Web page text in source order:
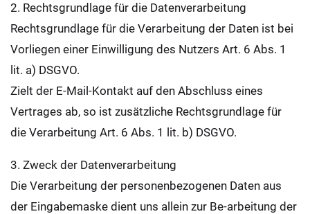
2. Rechtsgrundlage für die Datenverarbeitung
Rechtsgrundlage für die Verarbeitung der Daten ist bei
Vorliegen einer Einwilligung des Nutzers Art. 6 Abs. 1
lit. a) DSGVO.
Zielt der E-Mail-Kontakt auf den Abschluss eines
Vertrages ab, so ist zusätzliche Rechtsgrundlage für
die Verarbeitung Art. 6 Abs. 1 lit. b) DSGVO.
3. Zweck der Datenverarbeitung
Die Verarbeitung der personenbezogenen Daten aus
der Eingabemaske dient uns allein zur Be-arbeitung der